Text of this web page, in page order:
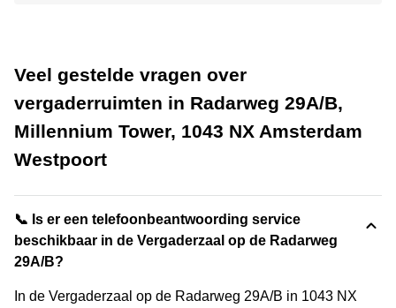
Veel gestelde vragen over
vergaderruimten in Radarweg 29A/B,
Millennium Tower, 1043 NX Amsterdam
Westpoort
📞 Is er een telefoonbeantwoording service
beschikbaar in de Vergaderzaal op de Radarweg
29A/B?
In de Vergaderzaal op de Radarweg 29A/B in 1043 NX